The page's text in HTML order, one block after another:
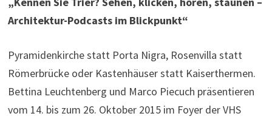
Architektur-Podcasts im Blickpunkt“
Pyramidenkirche statt Porta Nigra, Rosenvilla statt
Römerbrücke oder Kastenhäuser statt Kaiserthermen.
Bettina Leuchtenberg und Marco Piecuch präsentieren
vom 14. bis zum 26. Oktober 2015 im Foyer der VHS